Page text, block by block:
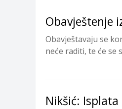
Obavještenje
Obavještavaju se
neće raditi, te će se
Nikšić: